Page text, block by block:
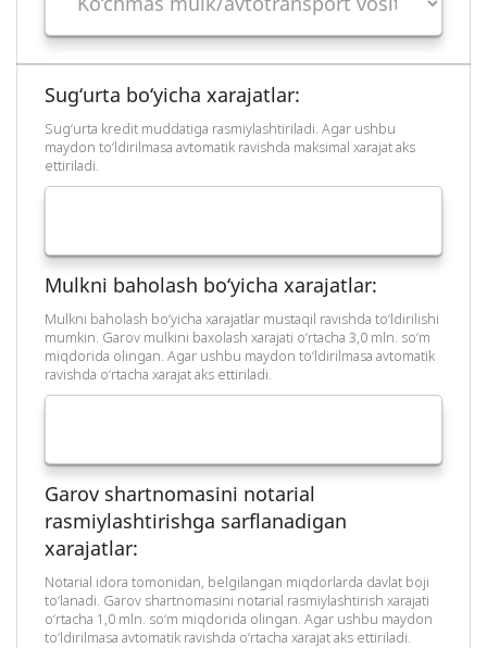
Sug‘urta bo‘yicha xarajatlar:
Sug‘urta kredit muddatiga rasmiylashtiriladi. Agar ushbu
maydon to‘ldirilmasa avtomatik ravishda maksimal xarajat aks
ettiriladi.
Mulkni baholash bo‘yicha xarajatlar:
Mulkni baholash bo‘yicha xarajatlar mustaqil ravishda to‘ldirilishi
mumkin. Garov mulkini baxolash xarajati o‘rtacha 3,0 mln. so‘m
miqdorida olingan. Agar ushbu maydon to‘ldirilmasa avtomatik
ravishda o‘rtacha xarajat aks ettiriladi.
Garov shartnomasini notarial
rasmiylashtirishga sarflanadigan
xarajatlar:
Notarial idora tomonidan, belgilangan miqdorlarda davlat boji
to‘lanadi. Garov shartnomasini notarial rasmiylashtirish xarajati
o‘rtacha 1,0 mln. so‘m miqdorida olingan. Agar ushbu maydon
to‘ldirilmasa avtomatik ravishda o‘rtacha xarajat aks ettiriladi.